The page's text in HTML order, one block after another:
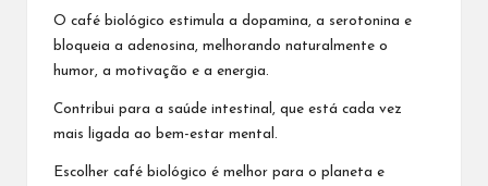
O café biológico estimula a dopamina, a serotonina e
bloqueia a adenosina, melhorando naturalmente o
humor, a motivação e a energia.
Contribui para a saúde intestinal, que está cada vez
mais ligada ao bem-estar mental.
Escolher café biológico é melhor para o planeta e